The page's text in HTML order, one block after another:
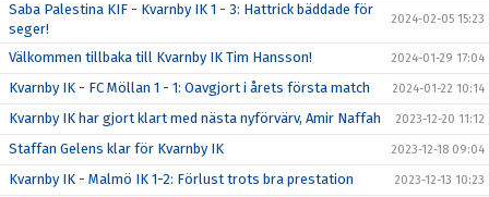
Saba Palestina KIF - Kvarnby IK 1 - 3: Hattrick bäddade för
seger!
2024-02-05 15:23
Välkommen tillbaka till Kvarnby IK Tim Hansson! 2024-01-29 17:04
Kvarnby IK - FC Möllan 1 - 1: Oavgjort i årets första match 2024-01-22 10:14
Kvarnby IK har gjort klart med nästa nyförvärv, Amir Naffah 2023-12-20 11:12
Staffan Gelens klar för Kvarnby IK 2023-12-18 09:04
Kvarnby IK - Malmö IK 1-2: Förlust trots bra prestation 2023-12-13 10:23